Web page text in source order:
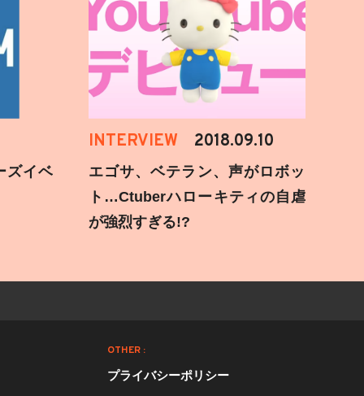
ズイベ
INTERVIEW 2018.09.10
エゴサ、ベテラン、声がロボッ
ト…Ctuberハローキティの自虐
が強烈すぎる!?
OTHER :
プライバシーポリシー